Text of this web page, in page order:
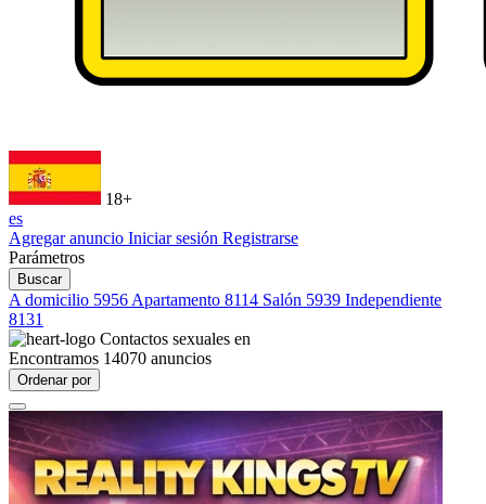
18+
es
Agregar anuncio Iniciar sesión Registrarse
Parámetros
Buscar
A domicilio 5956 Apartamento 8114 Salón 5939 Independiente
8131
Contactos sexuales en
Encontramos 14070 anuncios
Ordenar por